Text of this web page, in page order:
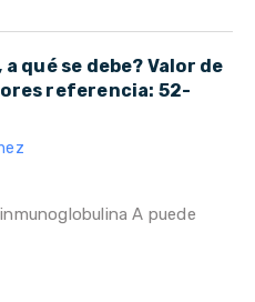
qué se debe? Valor de
referencia: 52-
A puede